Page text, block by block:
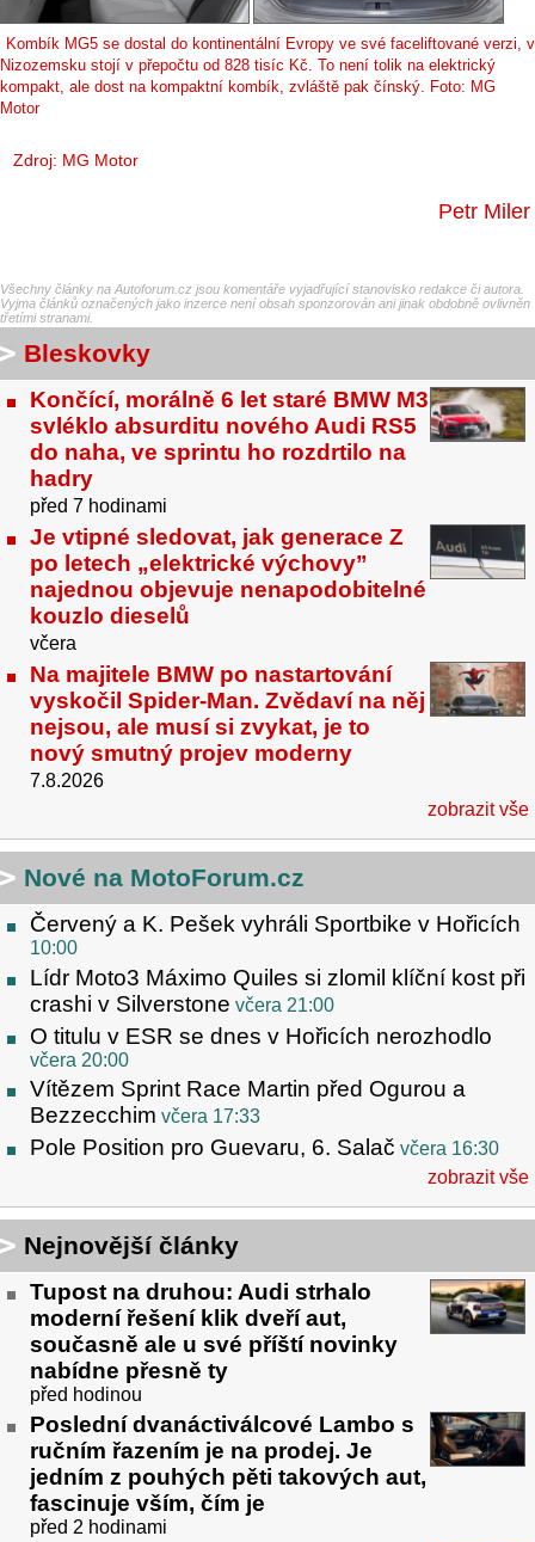
Kombík MG5 se dostal do kontinentální Evropy ve své faceliftované verzi, v
Nizozemsku stojí v přepočtu od 828 tisíc Kč. To není tolik na elektrický
kompakt, ale dost na kompaktní kombík, zvláště pak čínský. Foto: MG
Motor
Zdroj: MG Motor
Petr Miler
Všechny články na Autoforum.cz jsou komentáře vyjadřující stanovisko redakce či autora.
Vyjma článků označených jako inzerce není obsah sponzorován ani jinak obdobně ovlivněn
třetími stranami.
Bleskovky
Končící, morálně 6 let staré BMW M3
svléklo absurditu nového Audi RS5
do naha, ve sprintu ho rozdrtilo na
hadry
před 7 hodinami
Je vtipné sledovat, jak generace Z
po letech „elektrické výchovy”
najednou objevuje nenapodobitelné
kouzlo dieselů
včera
Na majitele BMW po nastartování
vyskočil Spider-Man. Zvědaví na něj
nejsou, ale musí si zvykat, je to
nový smutný projev moderny
7.8.2026
zobrazit vše
Nové na MotoForum.cz
Červený a K. Pešek vyhráli Sportbike v Hořicích
10:00
Lídr Moto3 Máximo Quiles si zlomil klíční kost při
crashi v Silverstone včera 21:00
O titulu v ESR se dnes v Hořicích nerozhodlo
včera 20:00
Vítězem Sprint Race Martin před Ogurou a
Bezzecchim včera 17:33
Pole Position pro Guevaru, 6. Salač včera 16:30
zobrazit vše
Nejnovější články
Tupost na druhou: Audi strhalo
moderní řešení klik dveří aut,
současně ale u své příští novinky
nabídne přesně ty
před hodinou
Poslední dvanáctiválcové Lambo s
ručním řazením je na prodej. Je
jedním z pouhých pěti takových aut,
fascinuje vším, čím je
před 2 hodinami